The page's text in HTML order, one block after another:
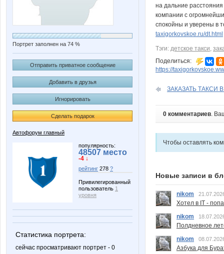
Портрет заполнен на 74 %
Отправить приватное сообщение
Добавить в друзья
Игнорировать
Сделать подарок
Автофорум главный
популярность:
48507 место
-4 ↓
рейтинг 278 ?
Привилегированный
пользователь 1
уровня
Статистика портрета:
сейчас просматривают портрет - 0
на дальние
компании с
спокойны и уверены в
taxigorkovskoe.ru/dt.html
Тэги: детское такси,
Поделиться:
https://
ЗАКАЗАТЬ ТАКСИ
0 комментариев.
Чтобы оставлять
Новые записи в
nikom
Хотел в IT -
nikom
Полдневное
nikom
Азбука для